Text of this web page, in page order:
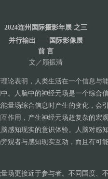
2024连州国际摄影年展 之三
并行输出——国际影像展
前 言
文／顾振清
论表明，人类生活在一个信息与
。人脑中的神经元场是一个综合
量场综合信息时产生的变化，会
作用，产生神经元场超复杂的宏
感知现实的意识体验。人脑对感
观者与感知现实互动，而且有可
场更接近于参与者。不同国度、